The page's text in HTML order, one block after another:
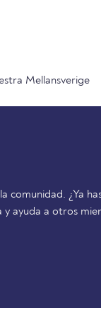
Mellansverige
comunidad. ¿Ya
y ayuda a otros